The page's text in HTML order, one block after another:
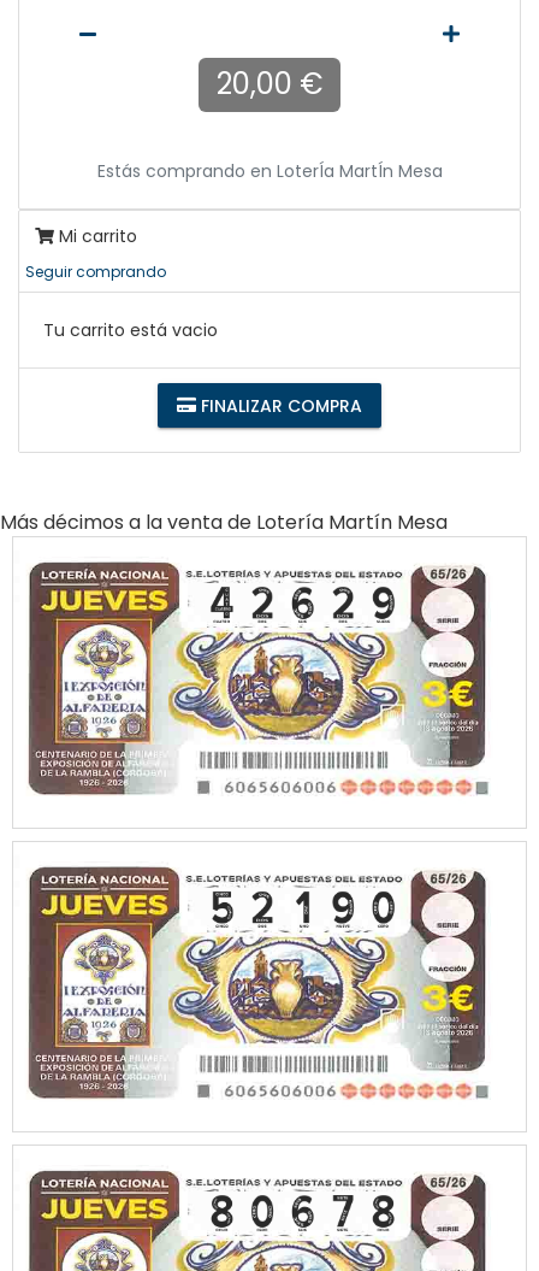
20,00 €
Estás comprando en LoterÍa MartÍn Mesa
Mi carrito
Seguir comprando
Tu carrito está vacio
FINALIZAR COMPRA
Más décimos a la venta de Lotería Martín Mesa